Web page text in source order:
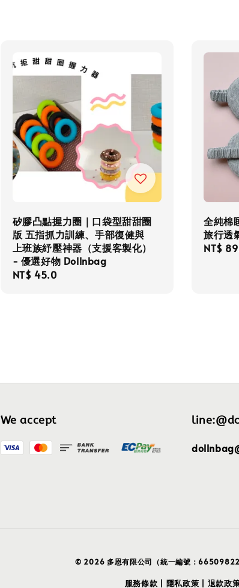
矽膠凸點握力圈｜口袋型甜甜圈
版 五指抓力訓練、手部復健與
上班族紓壓神器（支援客製化）
- 優選好物 Dollnbag
Regular
NT$ 45.0
全純棉
旅行透
NT$
We accept
© 2026 多恩有限公司（統一編號：
服務條款 隱私政策 退款政